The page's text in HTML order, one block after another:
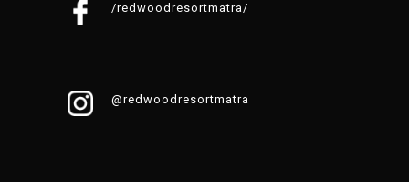
/redwoodresortmatra/
@redwoodresortmatra